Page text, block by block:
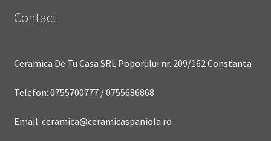
Contact
Ceramica De Tu Casa SRL Poporului nr. 209/162 Constanta
Telefon: 0755700777 / 0755686868
Email: ceramica@ceramicaspaniola.ro